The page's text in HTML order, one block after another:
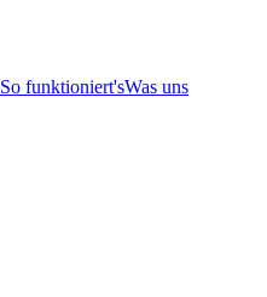
So funktioniert'sWas uns